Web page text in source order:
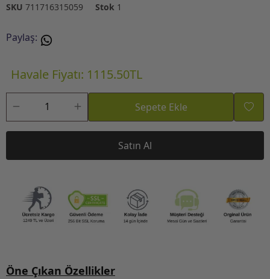
SKU 711716315059 Stok 1
Paylaş:
Havale Fiyatı: 1115.50TL
Sepete Ekle
Satın Al
Öne Çıkan Özellikler